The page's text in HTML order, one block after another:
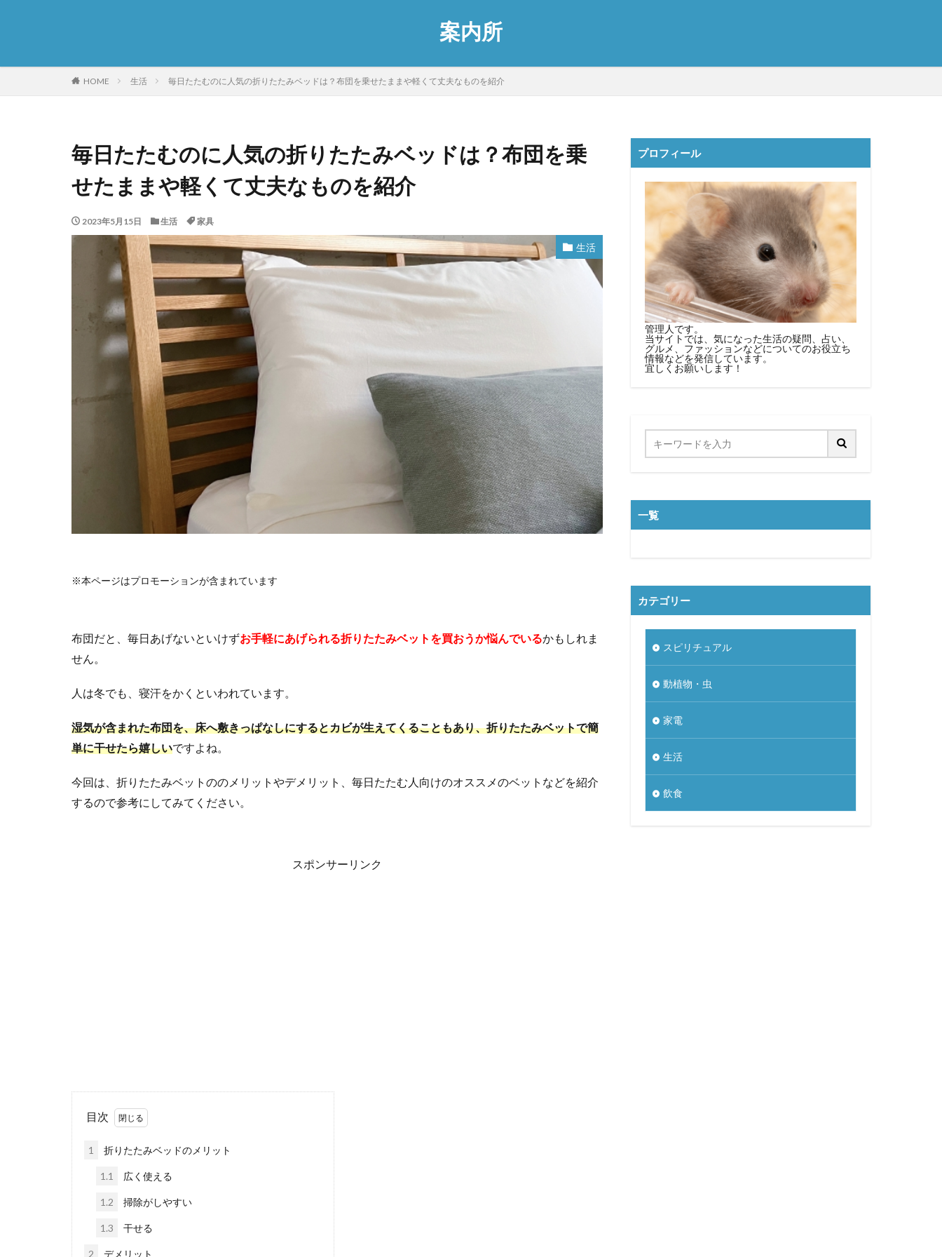
案内所
HOME 生活 毎日たたむのに人気の折りたたみベッドは？布団を乗せたままや軽くて丈夫なものを紹介
毎日たたむのに人気の折りたたみベッドは？布団を乗
せたままや軽くて丈夫なものを紹介
2023年5月15日 生活 家具
生活
※本ページはプロモーションが含まれています
布団だと、毎日あげないといけずお手軽にあげられる折りたたみベットを買おうか悩んでいるかもしれま
せん。
人は冬でも、寝汗をかくといわれています。
湿気が含まれた布団を、床へ敷きっぱなしにするとカビが生えてくることもあり、折りたたみベットで簡
単に干せたら嬉しいですよね。
今回は、折りたたみベットののメリットやデメリット、毎日たたむ人向けのオススメのベットなどを紹介
するので参考にしてみてください。
スポンサーリンク
目次
1 折りたたみベッドのメリット
1.1 広く使える
1.2 掃除がしやすい
1.3 干せる
2 デメリット
プロフィール
管理人です。
当サイトでは、気になった生活の疑問、占い、
グルメ、ファッションなどについてのお役立ち
情報などを発信しています。
宜しくお願いします！
一覧
カテゴリー
スピリチュアル
動植物・虫
家電
生活
飲食